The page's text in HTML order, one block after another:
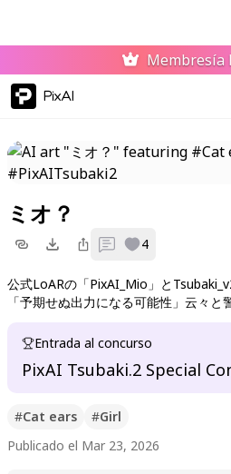
Membresía
PixAI
ミオ？
4
公式LoARの「PixAI_Mio」と
「予期せぬ出力になる可能性」云々と
サーバー負荷か何かで出力がままなら
ミオを出してみたかったけど、なんか
タイルと混ぜたせいなんだろうか。
Entrada al concurso
PixAI Tsubaki.2 Special
#Cat ears #Girl
Publicado el Mar 23, 2026